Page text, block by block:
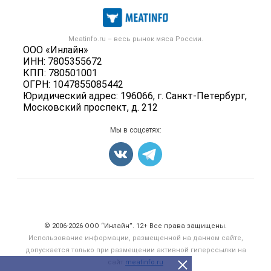
Meatinfo.ru – весь рынок мяса России.
ООО «Инлайн»
ИНН: 7805355672
КПП: 780501001
ОГРН: 1047855085442
Юридический адрес: 196066, г. Санкт-Петербург,
Московский проспект, д. 212
Публичная оферта
Контактная информация
Политика обработки персональных данных
Новости рынка
Мониторинг
Вакансии
Мясо, мясопродукты
Скот в живом весе
Колбасы, сосиски, деликатесы
Мясные полуфабрикаты
Мясные снеки
Яйца
Карта объявлений
Мы в соцсетях:
© 2006‑2026 ООО “Инлайн”. 12+ Все права защищены.
Использование информации, размещенной на данном сайте,
допускается только при размещении активной гиперссылки на
meatinfo.ru